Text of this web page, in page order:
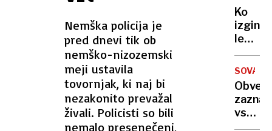
Nemška policija je
pred dnevi tik ob
nemško-nizozemski
meji ustavila
tovornjak, ki naj bi
nezakonito prevažal
živali. Policisti so bili
nemalo presenečeni,
Z
VODO
Ko
tudi
njihove
zaloge
vode
SOVA
vse
več